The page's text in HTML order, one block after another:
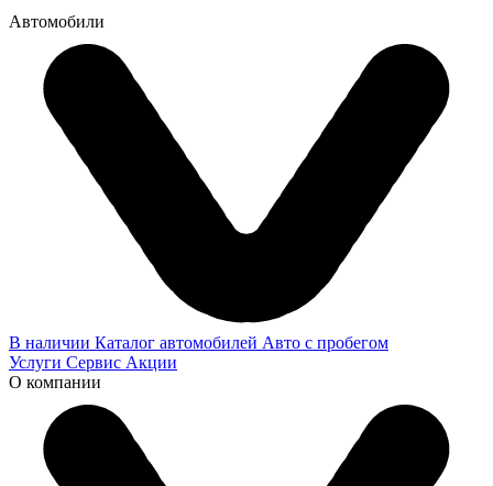
Автомобили
В наличии Каталог автомобилей Авто с пробегом
Услуги Сервис Акции
О компании